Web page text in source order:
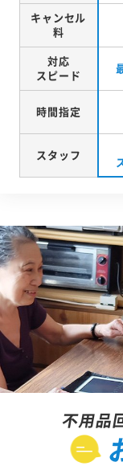
キャンセル
料
対応
スピード
時間指定
スタッフ
不用品